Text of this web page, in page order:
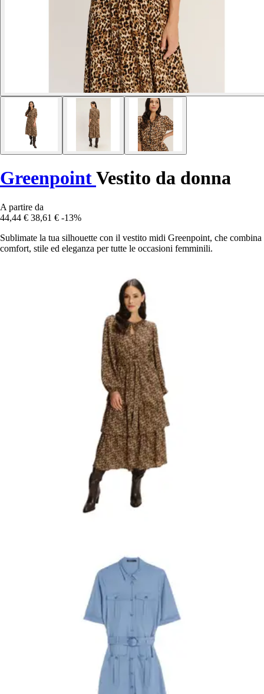
GreenpointVestito da donna
A partire da
44,44 € 38,61 € -13%
Sublimate la tua silhouette con il vestito midi Greenpoint, che combina
comfort, stile ed eleganza per tutte le occasioni femminili.